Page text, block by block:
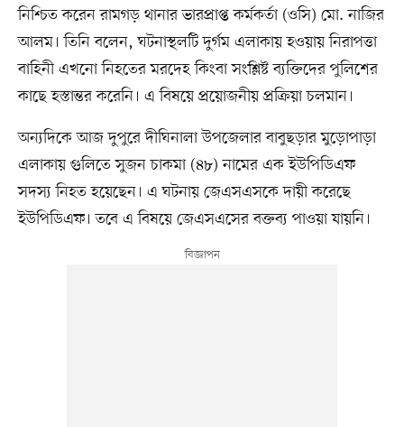
নিশ্চিত করেন রামগড় থানার ভারপ্রাপ্ত কর্মকর্তা (ওসি) মো. নাজির
আলম। তিনি বলেন, ঘটনাস্থলটি দুর্গম এলাকায় হওয়ায় নিরাপত্তা
বাহিনী এখনো নিহতের মরদেহ কিংবা সংশ্লিষ্ট ব্যক্তিদের পুলিশের
কাছে হস্তান্তর করেনি। এ বিষয়ে প্রয়োজনীয় প্রক্রিয়া চলমান।
অন্যদিকে আজ দুপুরে দীঘিনালা উপজেলার বাবুছড়ার মুড়োপাড়া
এলাকায় গুলিতে সুজন চাকমা (৪৮) নামের এক ইউপিডিএফ
সদস্য নিহত হয়েছেন। এ ঘটনায় জেএসএসকে দায়ী করেছে
ইউপিডিএফ। তবে এ বিষয়ে জেএসএসের বক্তব্য পাওয়া যায়নি।